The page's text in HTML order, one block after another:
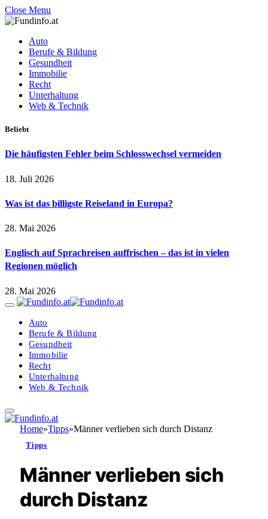
Close Menu
Auto
Berufe & Bildung
Gesundheit
Immobilie
Recht
Unterhaltung
Web & Technik
Beliebt
Die häufigsten Fehler beim Schlosswechsel vermeiden
18. Juli 2026
Was ist das billigste Reiseland in Europa?
28. Mai 2026
Englisch auf Sprachreisen auffrischen – das ist in vielen
Regionen möglich
28. Mai 2026
Auto
Berufe & Bildung
Gesundheit
Immobilie
Recht
Unterhaltung
Web & Technik
Home»Tipps»Männer verlieben sich durch Distanz
Tipps
Männer verlieben sich
durch Distanz